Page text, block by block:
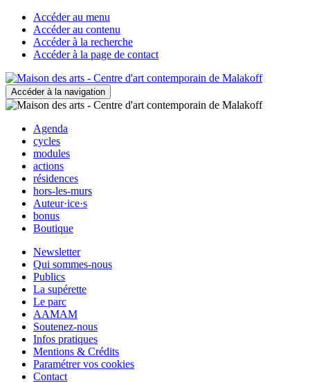
Accéder au menu
Accéder au contenu
Accéder à la recherche
Accéder à la page de contact
Accéder à la navigation
Agenda
cycles
modules
actions
résidences
hors-les-murs
Auteur·ice·s
bonus
Boutique
Newsletter
Qui sommes-nous
Publics
La supérette
Le parc
AAMAM
Soutenez-nous
Infos pratiques
Mentions & Crédits
Paramétrer vos cookies
Contact